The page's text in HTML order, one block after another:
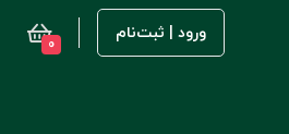
ورود | ثبت‌نام 0